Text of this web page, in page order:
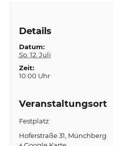
Details
Datum:
So. 12. Juli
Zeit:
10:00 Uhr
Veranstaltungsort
Festplatz
Hoferstraße 31 Münchberg